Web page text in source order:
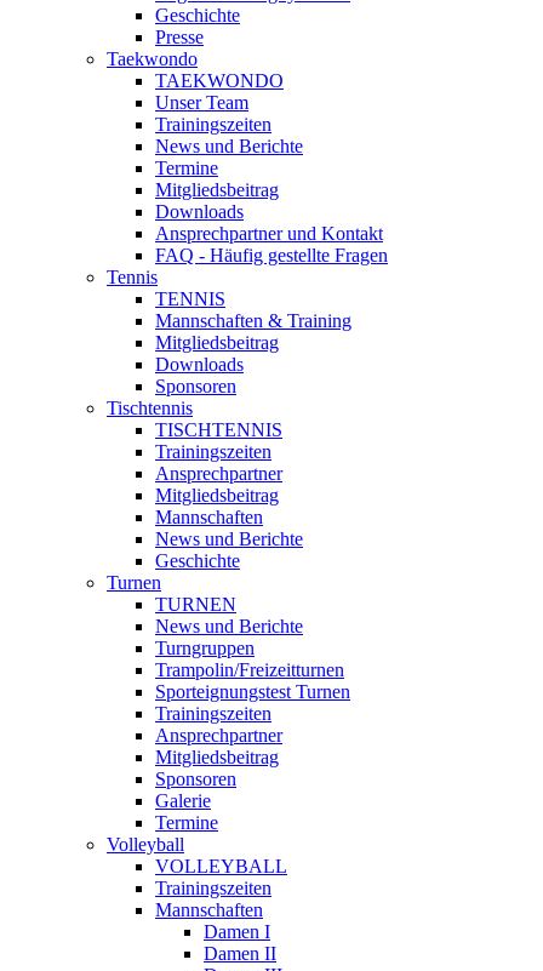
Geschichte
Presse
Taekwondo
TAEKWONDO
Unser Team
Trainingszeiten
News und Berichte
Termine
Mitgliedsbeitrag
Downloads
Ansprechpartner und Kontakt
FAQ - Häufig gestellte Fragen
Tennis
TENNIS
Mannschaften & Training
Mitgliedsbeitrag
Downloads
Sponsoren
Tischtennis
TISCHTENNIS
Trainingszeiten
Ansprechpartner
Mitgliedsbeitrag
Mannschaften
News und Berichte
Geschichte
Turnen
TURNEN
News und Berichte
Turngruppen
Trampolin/Freizeitturnen
Sporteignungstest Turnen
Trainingszeiten
Ansprechpartner
Mitgliedsbeitrag
Sponsoren
Galerie
Termine
Volleyball
VOLLEYBALL
Trainingszeiten
Mannschaften
Damen I
Damen II